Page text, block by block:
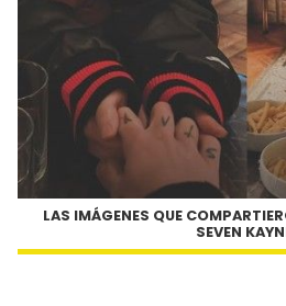
LAS IMÁGENES QUE
SEVEN